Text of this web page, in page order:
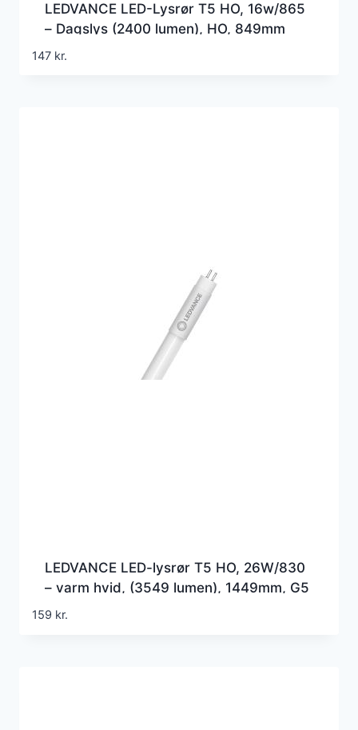
LEDVANCE LED-Lysrør T5 HO, 16w/865
– Dagslys (2400 lumen), HO, 849mm
(=39w), 230v direct wire
147 kr.
LEDVANCE LED-lysrør T5 HO, 26W/830
– varm hvid, (3549 lumen), 1449mm, G5
(=Erstatter 49w), 230 volt direct wire
159 kr.